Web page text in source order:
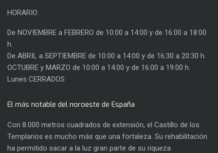
HORARIO
De NOVIEMBRE a FEBRERO de 10:00 a 14:00 y de 16:00 a 18:00
h.
De ABRIL a SEPTIEMBRE de 10:00 a 14:00 y de 16:30 a 20:30 h.
OCTUBRE y MARZO de 10:00 a 14:00 y de 16:00 a 19:00 h.
Lunes CERRADOS
El más notable del noroeste de España
Con 8.000 metros cuadrados de extensión, el Castillo de los
Templarios es mucho más que una fortaleza. Su rehabilitación
ha permitido sacar a la luz gran parte de su riqueza